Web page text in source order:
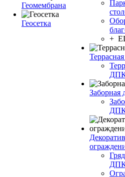
Геомембрана
Геосетка
+
Заборная